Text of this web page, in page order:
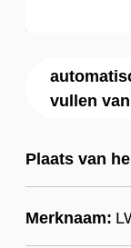
vullen
Plaats van
Merknaam: